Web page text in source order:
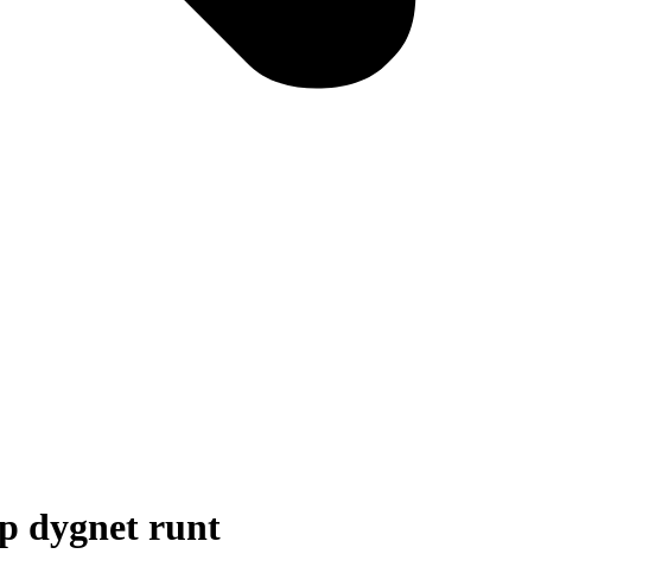
dygnet runt